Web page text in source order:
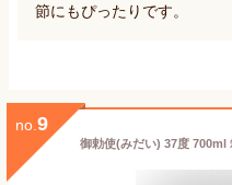
節にもぴったりです。
no. 9